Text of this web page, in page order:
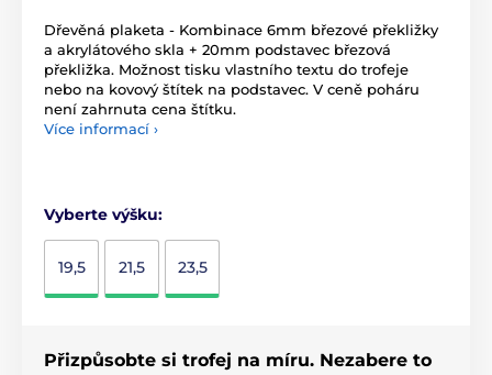
Dřevěná plaketa - Kombinace 6mm březové překližky
a akrylátového skla + 20mm podstavec březová
překližka. Možnost tisku vlastního textu do trofeje
nebo na kovový štítek na podstavec. V ceně poháru
není zahrnuta cena štítku.
Více informací ›
Vyberte výšku:
19,5 21,5 23,5
Přizpůsobte si trofej na míru. Nezabere to